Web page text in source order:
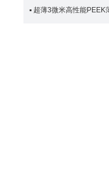
▪ 超薄3微米高性能PEEK